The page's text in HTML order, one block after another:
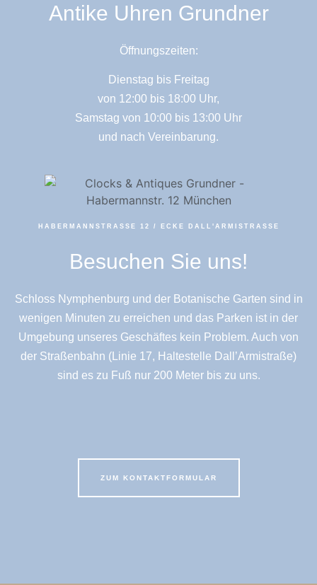
Antike Uhren Grundner
Öffnungszeiten:
Dienstag bis Freitag
von 12:00 bis 18:00 Uhr,
Samstag von 10:00 bis 13:00 Uhr
und nach Vereinbarung.
HABERMANNSTRASSE 12 / ECKE DALL'ARMISTRASSE
Besuchen Sie uns!
Schloss Nymphenburg und der Botanische Garten sind in
wenigen Minuten zu erreichen und das Parken ist in der
Umgebung unseres Geschäftes kein Problem. Auch von
der Straßenbahn (Linie 17, Haltestelle Dall’Armistraße)
sind es zu Fuß nur 200 Meter bis zu uns.
ZUM KONTAKTFORMULAR